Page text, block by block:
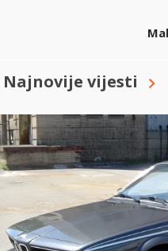
Najnovije vijesti